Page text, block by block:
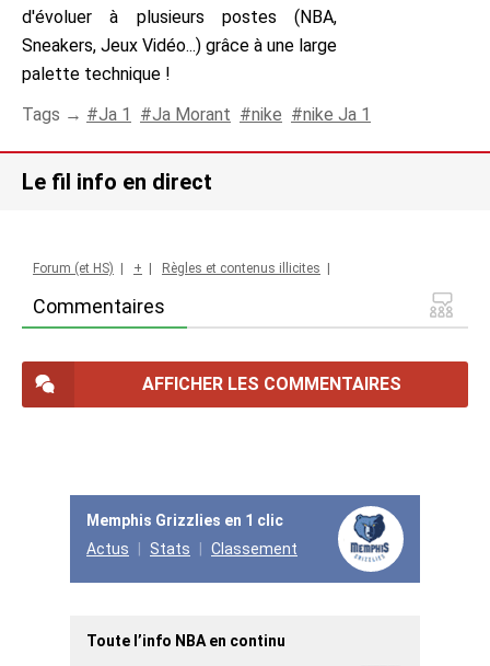
d'évoluer à plusieurs postes (NBA,
Sneakers, Jeux Vidéo...) grâce à une large
palette technique !
Tags →
Ja 1 Ja Morant nike nike Ja 1
Le fil info en direct
Commentaires
Forum (et HS) + Règles et contenus illicites
AFFICHER LES COMMENTAIRES
Memphis Grizzlies en 1 clic
Actus
Stats Classement
Toute l’info NBA en continu